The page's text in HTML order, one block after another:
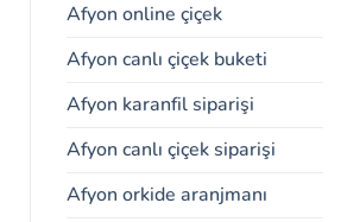
Afyon online çiçek
Afyon canlı çiçek buketi
Afyon karanfil siparişi
Afyon canlı çiçek siparişi
Afyon orkide aranjmanı